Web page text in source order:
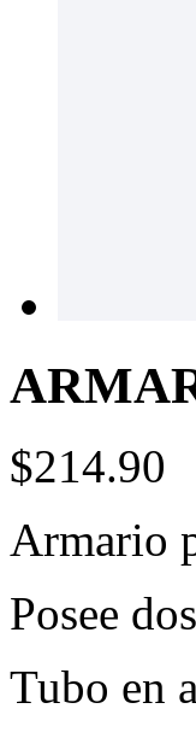
$214.90
Armario
Posee
Tubo en